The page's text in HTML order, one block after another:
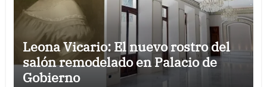
Leona Vicario: El nuevo rostro del
salón remodelado en Palacio de
Gobierno